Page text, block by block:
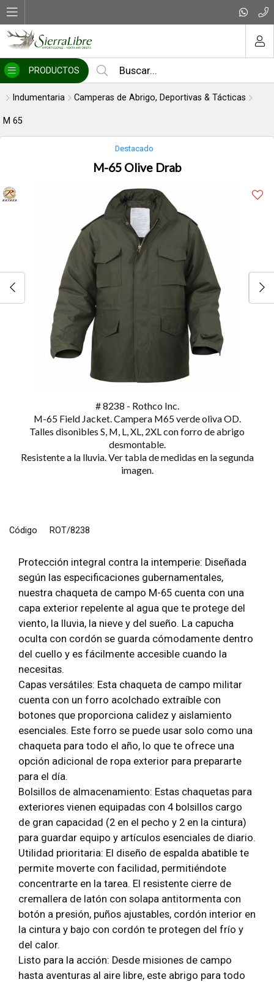
Enviar
PRODUCTOS
Indumentaria Camperas de Abrigo, Deportivas & Tácticas
M 65
Destacado
M-65 Olive Drab
# 8238 - Rothco Inc.
M-65 Field Jacket. Campera M65 verde oliva OD.
Talles disonibles S, M, L, XL, 2XL con forro de abrigo
desmontable.
Resistente a la lluvia. Ver tabla de medidas en la segunda
imagen.
Código ROT/8238
Protección integral contra la intemperie: Diseñada
según las especificaciones gubernamentales,
nuestra chaqueta de campo M-65 cuenta con una
capa exterior repelente al agua que te protege del
viento, la lluvia, la nieve y del sueño. La capucha
oculta con cordón se guarda cómodamente dentro
del cuello y es fácilmente accesible cuando la
necesitas.
Capas versátiles: Esta chaqueta de campo militar
cuenta con un forro acolchado extraíble con
botones que proporciona calidez y aislamiento
esenciales. Este forro se puede usar solo como una
chaqueta para todo el año, lo que te ofrece una
opción adicional de ropa exterior para prepararte
para el día.
Bolsillos de almacenamiento: Estas chaquetas para
exteriores vienen equipadas con 4 bolsillos cargo
de gran capacidad (2 en el pecho y 2 en la cintura)
para guardar equipo y artículos esenciales de diario.
Utilidad prioritaria: El diseño de espalda abatible te
permite moverte con facilidad, permitiéndote
concentrarte en la tarea. El resistente cierre de
cremallera de latón con solapa antitormenta con
botón a presión, puños ajustables, cordón interior en
la cintura y bajo con cordón te protegen del frío y
del calor.
Listo para la acción: Desde misiones de campo
hasta aventuras al aire libre, este abrigo para todo